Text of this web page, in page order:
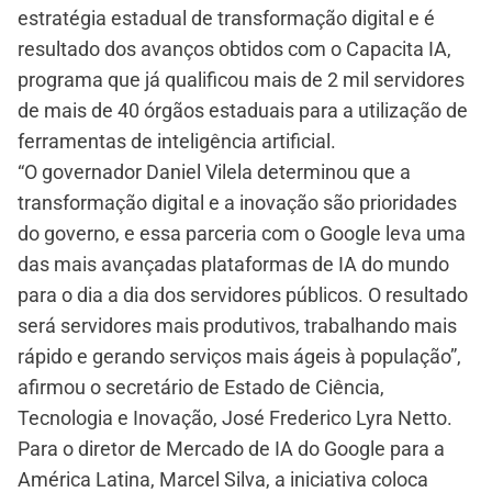
estratégia estadual de transformação digital e é
resultado dos avanços obtidos com o Capacita IA,
programa que já qualificou mais de 2 mil servidores
de mais de 40 órgãos estaduais para a utilização de
ferramentas de inteligência artificial.
“O governador Daniel Vilela determinou que a
transformação digital e a inovação são prioridades
do governo, e essa parceria com o Google leva uma
das mais avançadas plataformas de IA do mundo
para o dia a dia dos servidores públicos. O resultado
será servidores mais produtivos, trabalhando mais
rápido e gerando serviços mais ágeis à população”,
afirmou o secretário de Estado de Ciência,
Tecnologia e Inovação, José Frederico Lyra Netto.
Para o diretor de Mercado de IA do Google para a
América Latina, Marcel Silva, a iniciativa coloca